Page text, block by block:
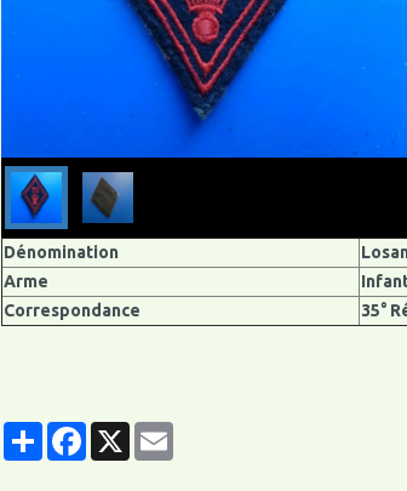
Dénomination
Arme
Correspondance
35°
PartagerFacebook
X Email